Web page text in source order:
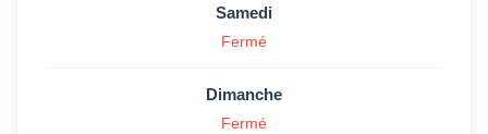
Samedi
Fermé
Dimanche
Fermé